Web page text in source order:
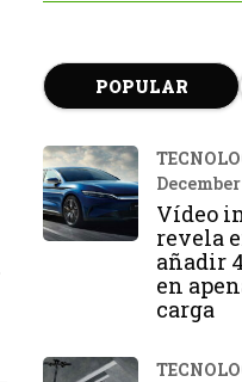
POPULAR
Vídeo
revela
añadir
en
carga